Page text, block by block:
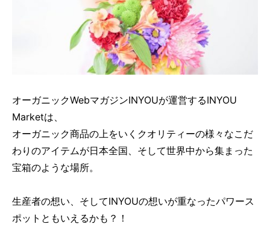
オーガニックWebマガジンINYOUが運営するINYOU
Marketは、
オーガニック商品の上をいくクオリティーの様々なこだ
わりのアイテムが日本全国、そして世界中から集まった
宝箱のような場所。
生産者の想い、そしてINYOUの想いが重なったパワース
ポットともいえるかも？！